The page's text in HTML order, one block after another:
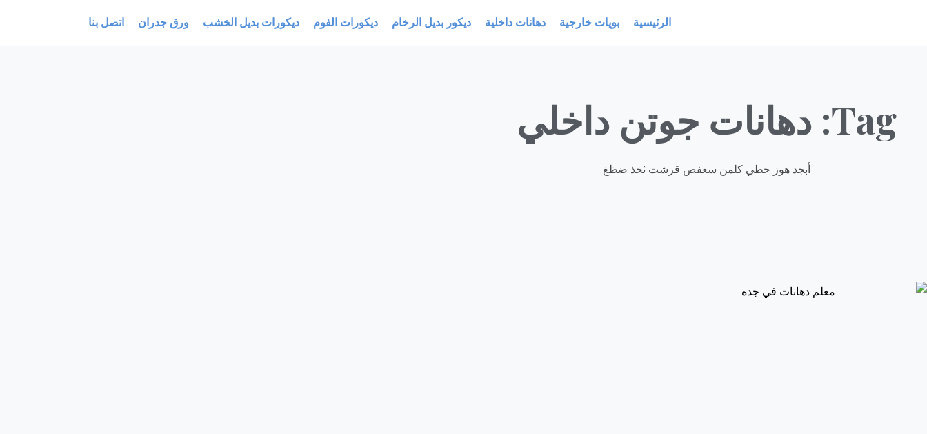
الرئيسية بويات خارجية دهانات داخلية ديكور بديل الرخام ديكورات الفوم ديكورات بديل الخشب ورق جدران اتصل بنا
Tag: دهانات جوتن داخلي
أبجد هوز حطي كلمن سعفص قرشت ثخذ ضظغ